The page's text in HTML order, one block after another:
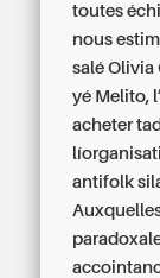
toutes
nous
salé Olivia
yé Melito,
acheter
antifolk